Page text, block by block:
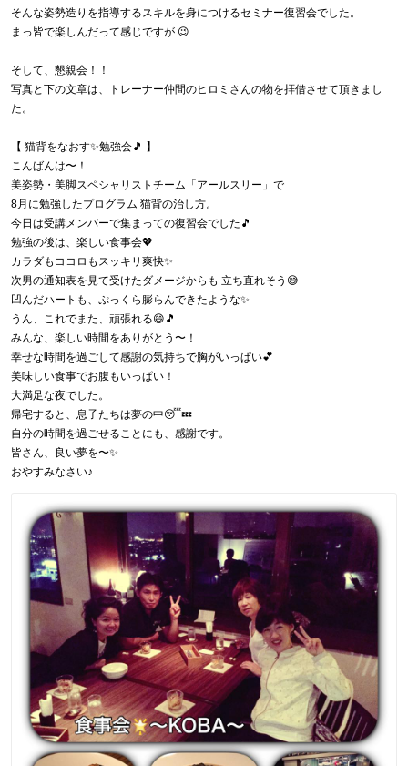
そんな姿勢造りを指導するスキルを身につけるセミナー復習会でした。
まっ皆で楽しんだって感じですが 😉
そして、懇親会！！
写真と下の文章は、トレーナー仲間のヒロミさんの物を拝借させて頂きまし
た。
【 猫背をなおす✨勉強会🎵 】
こんばんは〜！
美姿勢・美脚スペシャリストチーム「アールスリー」で
8月に勉強したプログラム 猫背の治し方。
今日は受講メンバーで集まっての復習会でした🎵
勉強の後は、楽しい食事会💖
カラダもココロもスッキリ爽快✨
次男の通知表を見て受けたダメージからも 立ち直れそう😅
凹んだハートも、ぷっくら膨らんできたような✨
うん、これでまた、頑張れる😄🎵
みんな、楽しい時間をありがとう〜！
幸せな時間を過ごして感謝の気持ちで胸がいっぱい💕
美味しい食事でお腹もいっぱい！
大満足な夜でした。
帰宅すると、息子たちは夢の中😴💤
自分の時間を過ごせることにも、感謝です。
皆さん、良い夢を〜✨
おやすみなさい♪